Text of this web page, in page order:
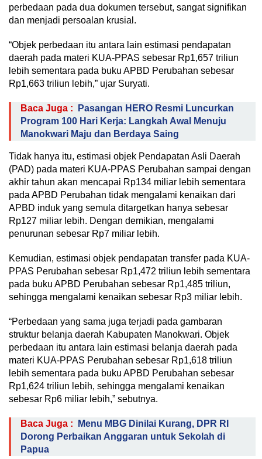
perbedaan pada dua dokumen tersebut, sangat signifikan
dan menjadi persoalan krusial.
“Objek perbedaan itu antara lain estimasi pendapatan
daerah pada materi KUA-PPAS sebesar Rp1,657 triliun
lebih sementara pada buku APBD Perubahan sebesar
Rp1,663 triliun lebih,” ujar Suryati.
Baca Juga :
Pasangan HERO Resmi Luncurkan
Program 100 Hari Kerja: Langkah Awal Menuju
Manokwari Maju dan Berdaya Saing
Tidak hanya itu, estimasi objek Pendapatan Asli Daerah
(PAD) pada materi KUA-PPAS Perubahan sampai dengan
akhir tahun akan mencapai Rp134 miliar lebih sementara
pada APBD Perubahan tidak mengalami kenaikan dari
APBD induk yang semula ditargetkan hanya sebesar
Rp127 miliar lebih. Dengan demikian, mengalami
penurunan sebesar Rp7 miliar lebih.
Kemudian, estimasi objek pendapatan transfer pada KUA-
PPAS Perubahan sebesar Rp1,472 triliun lebih sementara
pada buku APBD Perubahan sebesar Rp1,485 triliun,
sehingga mengalami kenaikan sebesar Rp3 miliar lebih.
“Perbedaan yang sama juga terjadi pada gambaran
struktur belanja daerah Kabupaten Manokwari. Objek
perbedaan itu antara lain estimasi belanja daerah pada
materi KUA-PPAS Perubahan sebesar Rp1,618 triliun
lebih sementara pada buku APBD Perubahan sebesar
Rp1,624 triliun lebih, sehingga mengalami kenaikan
sebesar Rp6 miliar lebih,” sebutnya.
Baca Juga :
Menu MBG Dinilai Kurang, DPR RI
Dorong Perbaikan Anggaran untuk Sekolah di
Papua